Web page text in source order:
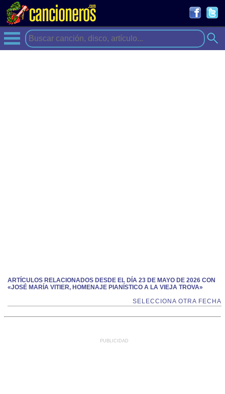
ARTÍCULOS RELACIONADOS DESDE EL DÍA 23 DE MAYO DE 2026 CON
«JOSÉ MARÍA VITIER, HOMENAJE PIANÍSTICO A LA VIEJA TROVA»
SELECCIONA OTRA FECHA
PUBLICIDAD